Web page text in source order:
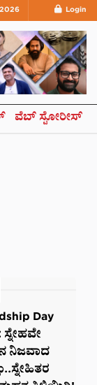
Login
ವೆಬ್ ಸ್ಟೋರೀಸ್
Day
ನಿಜವಾದ